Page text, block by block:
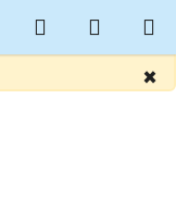
×
Hledat
KOŠÍK